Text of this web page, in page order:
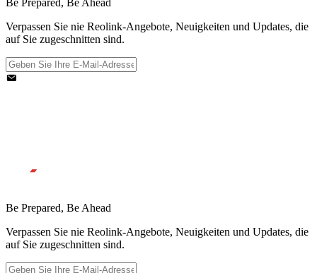
Be Prepared, Be Ahead
Verpassen Sie nie Reolink-Angebote, Neuigkeiten und Updates, die
auf Sie zugeschnitten sind.
Be Prepared, Be Ahead
Verpassen Sie nie Reolink-Angebote, Neuigkeiten und Updates, die
auf Sie zugeschnitten sind.